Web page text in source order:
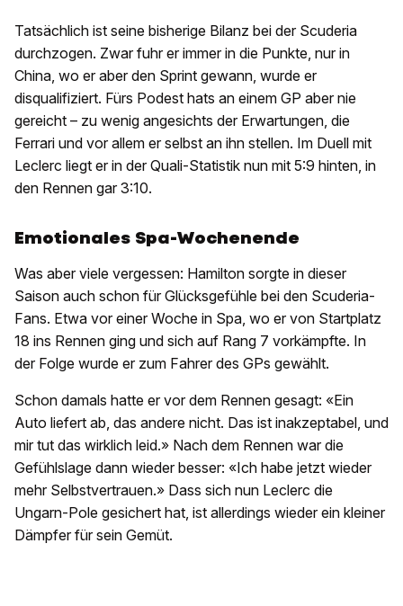
Tatsächlich ist seine bisherige Bilanz bei der Scuderia
durchzogen. Zwar fuhr er immer in die Punkte, nur in
China, wo er aber den Sprint gewann, wurde er
disqualifiziert. Fürs Podest hats an einem GP aber nie
gereicht – zu wenig angesichts der Erwartungen, die
Ferrari und vor allem er selbst an ihn stellen. Im Duell mit
Leclerc liegt er in der Quali-Statistik nun mit 5:9 hinten, in
den Rennen gar 3:10.
Emotionales Spa-Wochenende
Was aber viele vergessen: Hamilton sorgte in dieser
Saison auch schon für Glücksgefühle bei den Scuderia-
Fans. Etwa vor einer Woche in Spa, wo er von Startplatz
18 ins Rennen ging und sich auf Rang 7 vorkämpfte. In
der Folge wurde er zum Fahrer des GPs gewählt.
Schon damals hatte er vor dem Rennen gesagt: «Ein
Auto liefert ab, das andere nicht. Das ist inakzeptabel, und
mir tut das wirklich leid.» Nach dem Rennen war die
Gefühlslage dann wieder besser: «Ich habe jetzt wieder
mehr Selbstvertrauen.» Dass sich nun Leclerc die
Ungarn-Pole gesichert hat, ist allerdings wieder ein kleiner
Dämpfer für sein Gemüt.